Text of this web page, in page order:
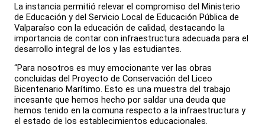
La instancia permitió relevar el compromiso del Ministerio
de Educación y del Servicio Local de Educación Pública de
Valparaíso con la educación de calidad, destacando la
importancia de contar con infraestructura adecuada para el
desarrollo integral de los y las estudiantes.
“Para nosotros es muy emocionante ver las obras
concluidas del Proyecto de Conservación del Liceo
Bicentenario Marítimo. Esto es una muestra del trabajo
incesante que hemos hecho por saldar una deuda que
hemos tenido en la comuna respecto a la infraestructura y
el estado de los establecimientos educacionales.